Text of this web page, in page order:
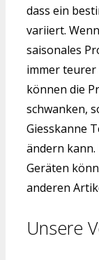
dass ein
variiert.
saisonales
immer teurer
können die
schwanken,
Giesskanne
ändern
Geräten
anderen
Unsere